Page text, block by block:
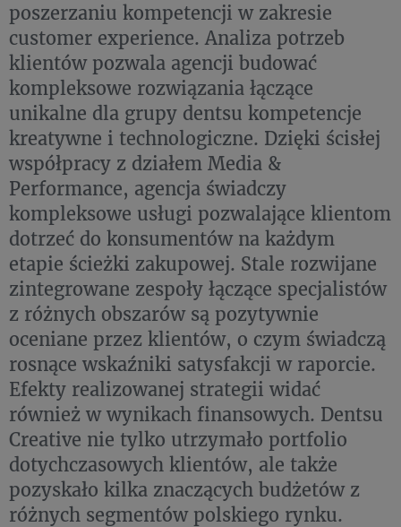
poszerzaniu kompetencji w zakresie
customer experience. Analiza potrzeb
klientów pozwala agencji budować
kompleksowe rozwiązania łączące
unikalne dla grupy dentsu kompetencje
kreatywne i technologiczne. Dzięki ścisłej
współpracy z działem Media &
Performance, agencja świadczy
kompleksowe usługi pozwalające klientom
dotrzeć do konsumentów na każdym
etapie ścieżki zakupowej. Stale rozwijane
zintegrowane zespoły łączące specjalistów
z różnych obszarów są pozytywnie
oceniane przez klientów, o czym świadczą
rosnące wskaźniki satysfakcji w raporcie.
Efekty realizowanej strategii widać
również w wynikach finansowych. Dentsu
Creative nie tylko utrzymało portfolio
dotychczasowych klientów, ale także
pozyskało kilka znaczących budżetów z
różnych segmentów polskiego rynku.